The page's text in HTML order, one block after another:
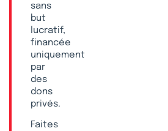
sans
but
lucratif,
financée
uniquement
par
des
dons
privés.
Faites